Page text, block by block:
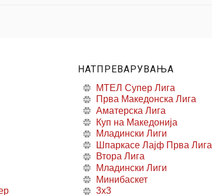
НАТПРЕВАРУВАЊА
МТЕЛ Супер Лига
Прва Македонска Лига
Аматерска Лига
Куп на Македонија
Младински Лиги
Шпаркасе Лајф Прва Лига
Втора Лига
Младински Лиги
Минибаскет
3x3